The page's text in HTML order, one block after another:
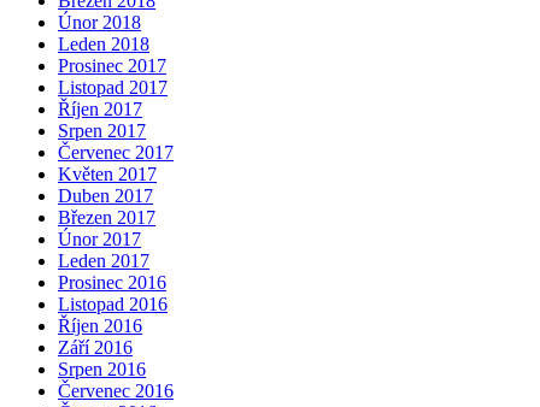
Únor 2018
Leden 2018
Prosinec 2017
Listopad 2017
Říjen 2017
Srpen 2017
Červenec 2017
Květen 2017
Duben 2017
Březen 2017
Únor 2017
Leden 2017
Prosinec 2016
Listopad 2016
Říjen 2016
Září 2016
Srpen 2016
Červenec 2016